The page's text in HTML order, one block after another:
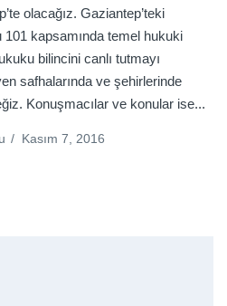
olacağız. Gaziantep’teki
kapsamında temel hukuki
bilincini canlı tutmayı
safhalarında ve şehirlerinde
Konuşmacılar ve konular ise...
/ Kasım 7, 2016